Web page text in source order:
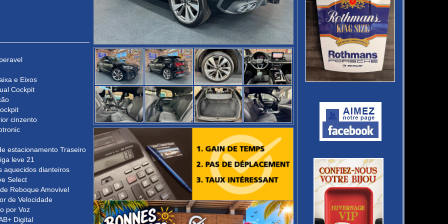
e Eixos
Cockpit
cinzento
estacionamento Traseiro
leve 21
aquecidos dianteiros
Select
Reboque Amovivel
de Velocidade
por Voz
Digital